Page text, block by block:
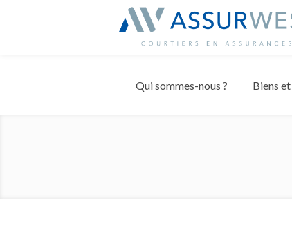
Qui sommes-nous ? Biens
Panneau de gestion des cookies